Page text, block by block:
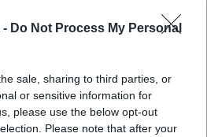
- Do Not Process My Personal
sale, sharing to third parties, or
or sensitive information for
please use the below opt-out
Please note that after your
Diocleziano in 3D
per tornare ai
tempi degli antichi
romani